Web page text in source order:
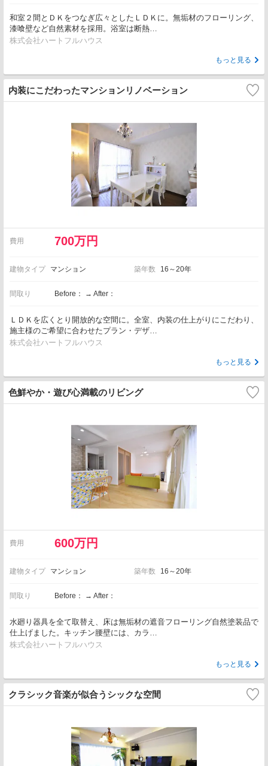
和室２間とＤＫをつなぎ広々としたＬＤＫに。無垢材のフローリング、
漆喰壁など自然素材を採用。浴室は断熱…
株式会社ハートフルハウス
もっと見る
内装にこだわったマンションリノベーション
費用 700万円
建物タイプ マンション 築年数 16～20年
間取り Before： → After：
ＬＤＫを広くとり開放的な空間に。全室、内装の仕上がりにこだわり、
施主様のご希望に合わせたプラン・デザ…
株式会社ハートフルハウス
もっと見る
色鮮やか・遊び心満載のリビング
費用 600万円
建物タイプ マンション 築年数 16～20年
間取り Before： → After：
水廻り器具を全て取替え、床は無垢材の遮音フローリング自然塗装品で
仕上げました。キッチン腰壁には、カラ…
株式会社ハートフルハウス
もっと見る
クラシック音楽が似合うシックな空間